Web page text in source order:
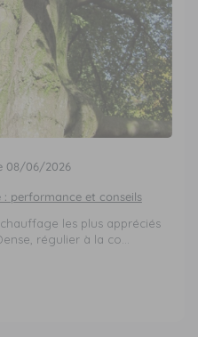
08/06/2026
performance et conseils
les plus appréciés
régulier à la co...